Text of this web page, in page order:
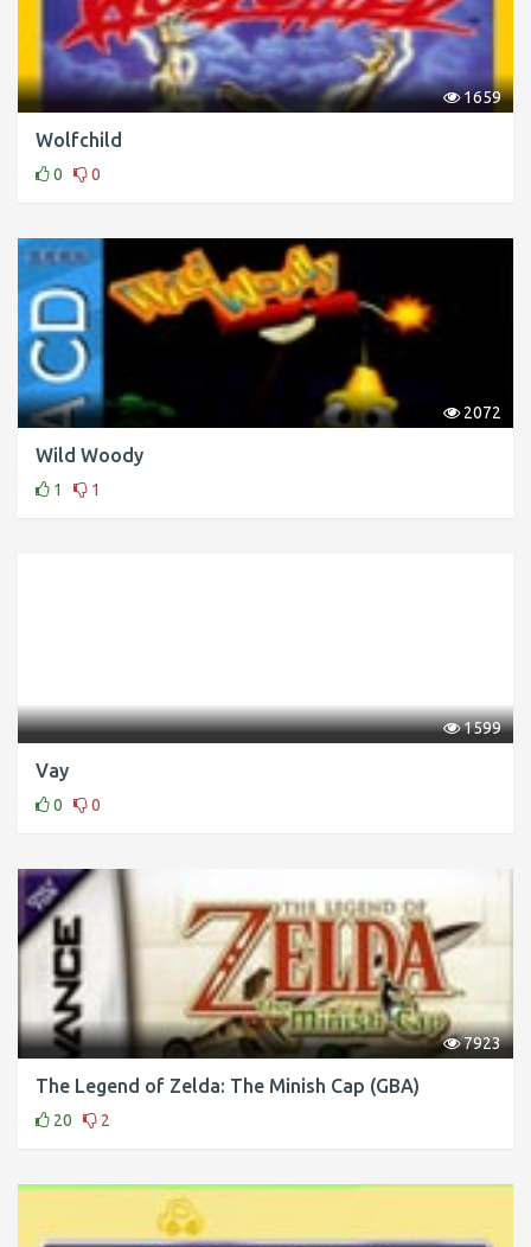
1659
Wolfchild
0 0
2072
Wild Woody
1 1
1599
Vay
0 0
7923
The Legend of Zelda: The Minish Cap (GBA)
20 2